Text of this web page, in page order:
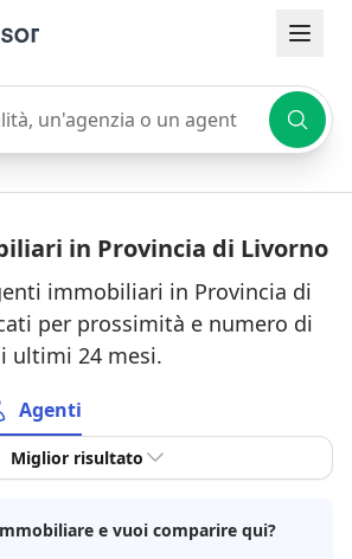
o un agente
in Provincia di Livorno
immobiliari in Provincia di
per prossimità e numero di
ultimi 24 mesi.
Agenti
Miglior risultato
e vuoi comparire qui?